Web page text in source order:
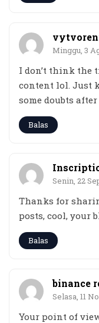
Minggu, 3
I don’t think the
content lol. Just
some doubts
Balas
Senin, 22
Thanks for
posts, cool, your
Balas
binance
Selasa, 11
Your point of